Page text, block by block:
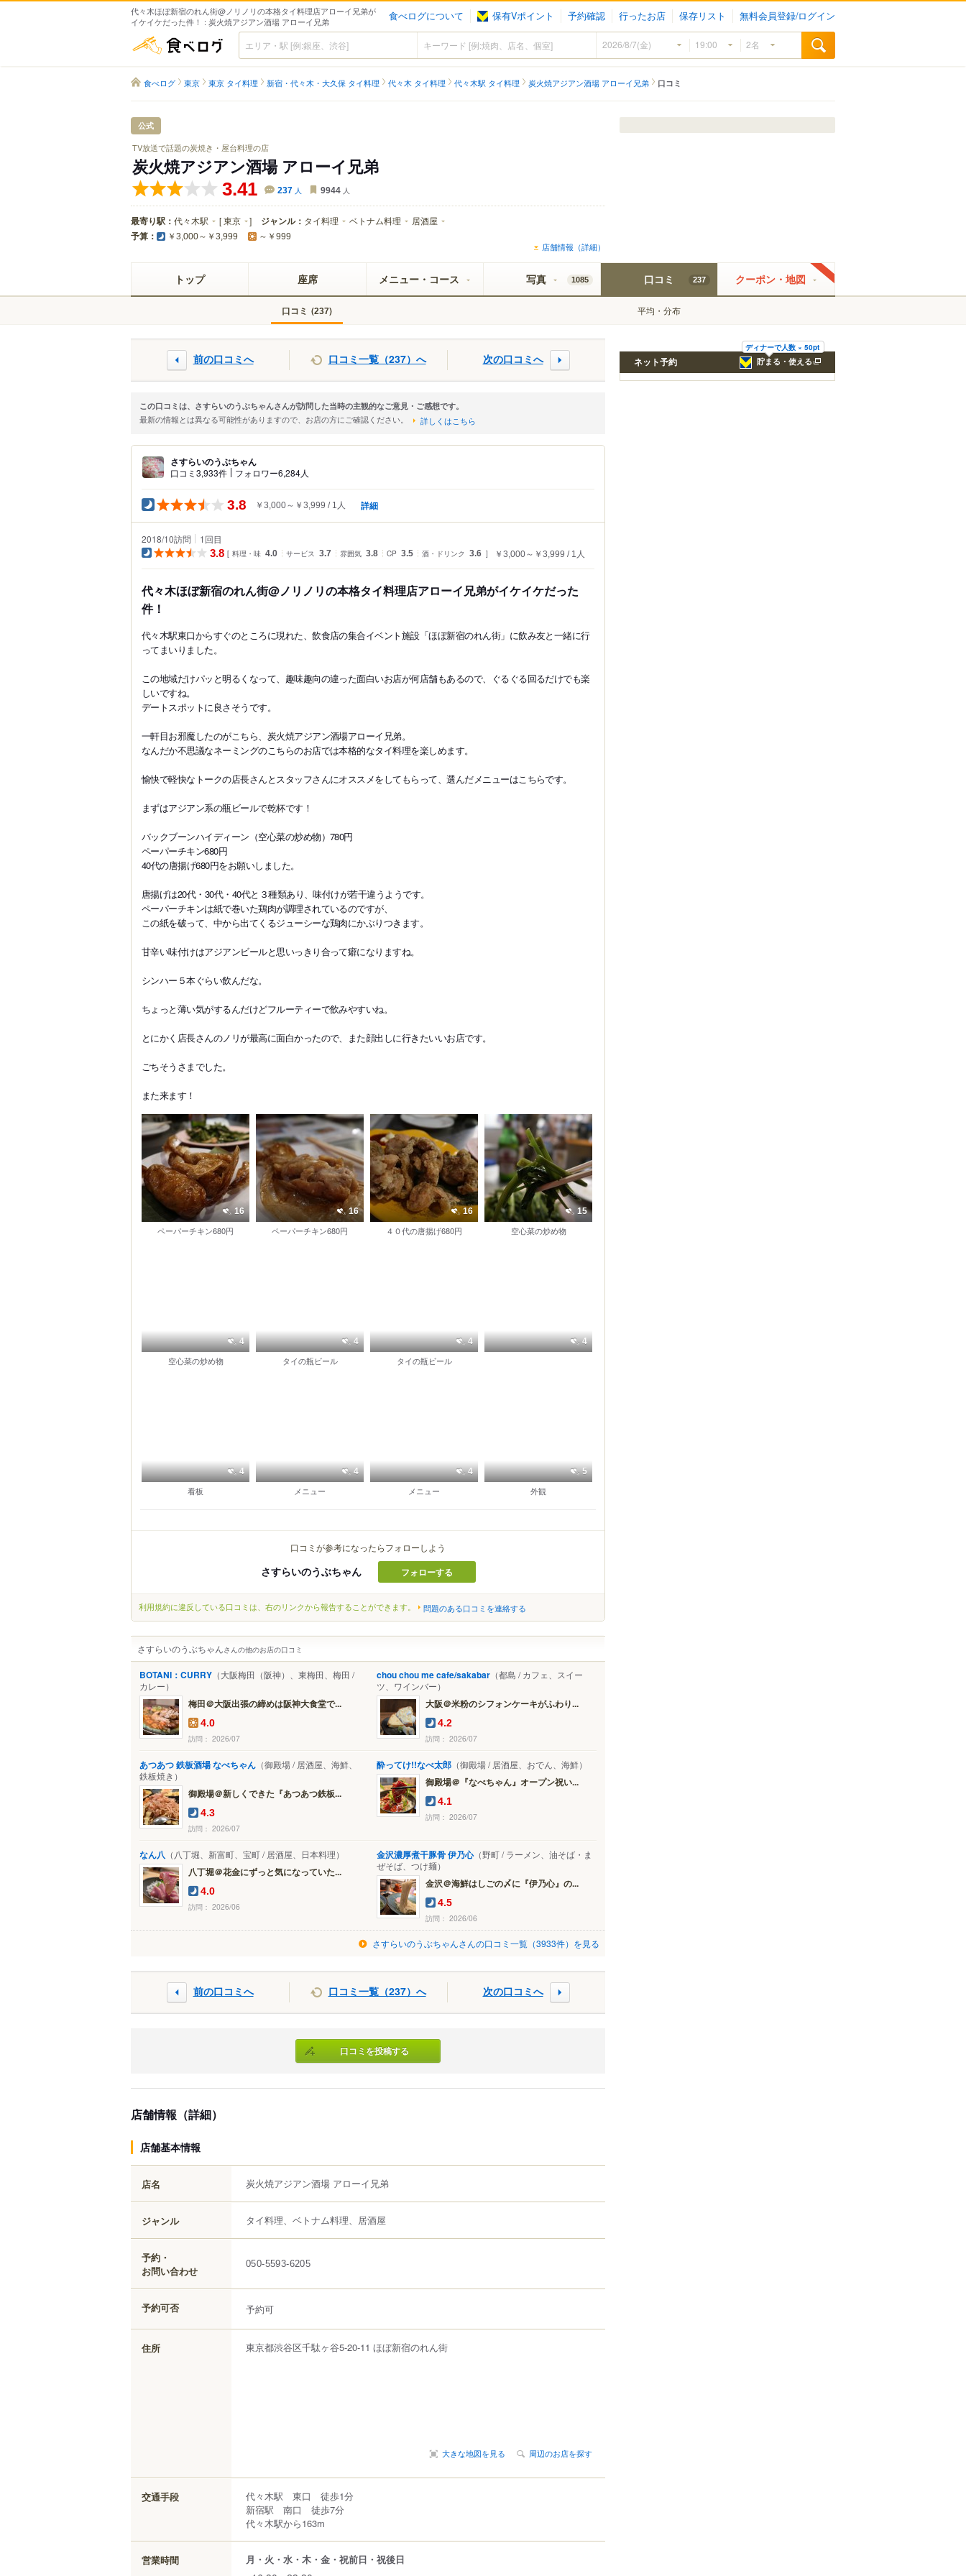
代々木ほぼ新宿のれん街@ノリノリの本格タイ料理店アローイ兄弟が
イケイケだった件！ : 炭火焼アジアン酒場 アローイ兄弟
食べログについて 保有Vポイント 予約確認 行ったお店 保存リスト 無料会員登録/ログイン
食べログ
食べログ 東京 東京 タイ料理 新宿・代々木・大久保 タイ料理 代々木 タイ料理 代々木駅 タイ料理 炭火焼アジアン酒場 アローイ兄弟 口コミ
公式
TV放送で話題の炭焼き・屋台料理の店
炭火焼アジアン酒場 アローイ兄弟
3.41 237 人 9944 人
最寄り駅： 代々木駅 [東京 ] ジャンル： タイ料理 ベトナム料理 居酒屋
予算： ￥3,000～￥3,999 ～￥999
店舗情報（詳細）
トップ 座席 メニュー・コース 写真 1085 口コミ 237
口コミ (237) 平均・分布
クーポン・地図
前の口コミへ 口コミ一覧（237）へ 次の口コミへ
この口コミは、さすらいのうぶちゃんさんが訪問した当時の主観的なご意見・ご感想です。
最新の情報とは異なる可能性がありますので、お店の方にご確認ください。 詳しくはこちら
さすらいのうぶちゃん
口コミ3,933件 フォロワー6,284人
3.8 ￥3,000～￥3,999 1人 詳細
2018/10訪問 1回目
3.8
料理・味 4.0 サービス 3.7 雰囲気 3.8 CP 3.5 酒・ドリンク 3.6 ￥3,000～￥3,999 1人
代々木ほぼ新宿のれん街@ノリノリの本格タイ料理店アローイ兄弟がイケイケだった
件！
代々木駅東口からすぐのところに現れた、飲食店の集合イベント施設「ほぼ新宿のれん街」に飲み友と一緒に行
ってまいりました。
この地域だけパッと明るくなって、趣味趣向の違った面白いお店が何店舗もあるので、ぐるぐる回るだけでも楽
しいですね。
デートスポットに良さそうです。
一軒目お邪魔したのがこちら、炭火焼アジアン酒場アローイ兄弟。
なんだか不思議なネーミングのこちらのお店では本格的なタイ料理を楽しめます。
愉快で軽快なトークの店長さんとスタッフさんにオススメをしてもらって、選んだメニューはこちらです。
まずはアジアン系の瓶ビールで乾杯です！
バックブーンハイディーン（空心菜の炒め物）780円
ペーパーチキン680円
40代の唐揚げ680円をお願いしました。
唐揚げは20代・30代・40代と３種類あり、味付けが若干違うようです。
ペーパーチキンは紙で巻いた鶏肉が調理されているのですが、
この紙を破って、中から出てくるジューシーな鶏肉にかぶりつきます。
甘辛い味付けはアジアンビールと思いっきり合って癖になりますね。
シンハー５本ぐらい飲んだな。
ちょっと薄い気がするんだけどフルーティーで飲みやすいね。
とにかく店長さんのノリが最高に面白かったので、また顔出しに行きたいいお店です。
ごちそうさまでした。
また来ます！
16
ペーパーチキン680円
16
ペーパーチキン680円
16
４０代の唐揚げ680円
15
空心菜の炒め物
4
空心菜の炒め物
4
タイの瓶ビール
4
タイの瓶ビール
4
4
看板
4
メニュー
4
メニュー
5
外観
口コミが参考になったらフォローしよう
さすらいのうぶちゃん フォローする
利用規約に違反している口コミは、右のリンクから報告することができます。 問題のある口コミを連絡する
さすらいのうぶちゃんさんの他のお店の口コミ
BOTANI：CURRY （大阪梅田（阪神）、東梅田、梅田 /
カレー）
梅田＠大阪出張の締めは阪神大食堂で...
4.0
訪問： 2026/07
chou chou me cafe/sakabar （都島 / カフェ、スイー
ツ、ワインバー）
大阪＠米粉のシフォンケーキがふわり...
4.2
訪問： 2026/07
あつあつ 鉄板酒場 なべちゃん （御殿場 / 居酒屋、海鮮、
鉄板焼き）
御殿場＠新しくできた『あつあつ鉄板...
4.3
訪問： 2026/07
酔ってけ!!なべ太郎 （御殿場 / 居酒屋、おでん、海鮮）
御殿場＠『なべちゃん』オープン祝い...
4.1
訪問： 2026/07
なん八 （八丁堀、新富町、宝町 / 居酒屋、日本料理）
八丁堀＠花金にずっと気になっていた...
4.0
訪問： 2026/06
金沢濃厚煮干豚骨 伊乃心（野町 / ラーメン、油そば・ま
ぜそば、つけ麺）
金沢＠海鮮はしごの〆に『伊乃心』の...
4.5
訪問： 2026/06
さすらいのうぶちゃんさんの口コミ一覧（3933件）を見る
前の口コミへ 口コミ一覧（237）へ 次の口コミへ
口コミを投稿する
店舗情報（詳細）
店舗基本情報
店名 炭火焼アジアン酒場 アローイ兄弟
ジャンル タイ料理、ベトナム料理、居酒屋
予約・
お問い合わせ
050-5593-6205
予約可否 予約可
住所 東京都渋谷区千駄ヶ谷5-20-11 ほぼ新宿のれん街
大きな地図を見る 周辺のお店を探す
交通手段
代々木駅 東口 徒歩1分
新宿駅 南口 徒歩7分
代々木駅から163m
営業時間 月・火・水・木・金・祝前日・祝後日
ディナーで人数 × 50pt
貯まる・使える
ネット予約